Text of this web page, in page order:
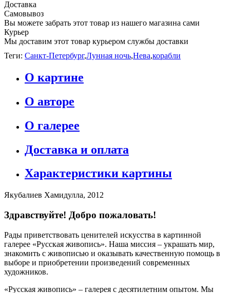
Доставка
Самовывоз
Вы можете забрать этот товар из нашего магазина сами
Курьер
Мы доставим этот товар курьером службы доставки
Теги: Санкт-Петербург,Лунная ночь,Нева,корабли
О картине
О авторе
О галерее
Доставка и оплата
Характеристики картины
Якубалиев Хамидулла, 2012
Здравствуйте! Добро пожаловать!
Рады приветствовать ценителей искусства в картинной
галерее «Русская живопись». Наша миссия – украшать мир,
знакомить с живописью и оказывать качественную помощь в
выборе и приобретении произведений современных
художников.
«Русская живопись» – галерея c десятилетним опытом. Мы